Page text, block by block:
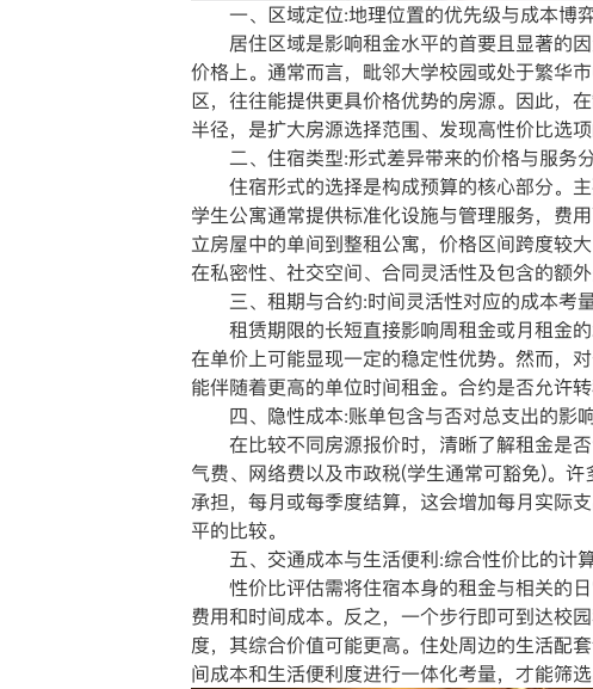
一、区域定位:地理位置的优先级与成本博
居住区域是影响租金水平的首要且显著的因
价格上。通常而言，毗邻大学校园或处于繁华
区，往往能提供更具价格优势的房源。因此，
半径，是扩大房源选择范围、发现高性价比选项
二、住宿类型:形式差异带来的价格与服务
住宿形式的选择是构成预算的核心部分。主
学生公寓通常提供标准化设施与管理服务，费
立房屋中的单间到整租公寓，价格区间跨度较
在私密性、社交空间、合同灵活性及包含的额
三、租期与合约:时间灵活性对应的成本考
租赁期限的长短直接影响周租金或月租金的
在单价上可能显现一定的稳定性优势。然而，
能伴随着更高的单位时间租金。合约是否允许
四、隐性成本:账单包含与否对总支出的影
在比较不同房源报价时，清晰了解租金是否
气费、网络费以及市政税(学生通常可豁免)。
承担，每月或每季度结算，这会增加每月实际
平的比较。
五、交通成本与生活便利:综合性价比的计
性价比评估需将住宿本身的租金与相关的日
费用和时间成本。反之，一个步行即可到达校
度，其综合价值可能更高。住处周边的生活配
间成本和生活便利度进行一体化考量，才能筛